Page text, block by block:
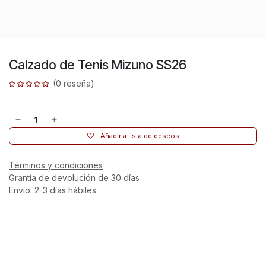
Calzado de Tenis Mizuno SS26
(0 reseña)
Añadir a lista de deseos
Términos y condiciones
Grantía de devolución de 30 días
Envío: 2-3 días hábiles